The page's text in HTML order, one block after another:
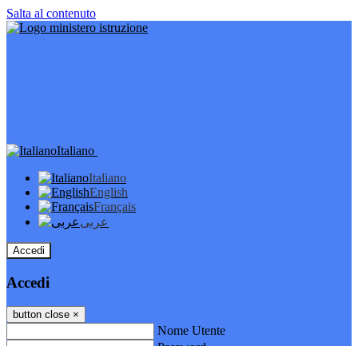
Salta al contenuto
Italiano
Italiano
English
Français
عربى
Accedi
Accedi
button close ×
Nome Utente